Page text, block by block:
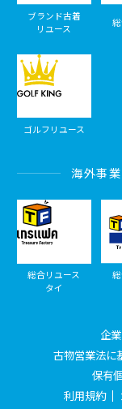
ブランド古着
リユース
ゴルフリユース
海外事業
総合リユース
タイ
企
古物営業法に
保有
利用規約